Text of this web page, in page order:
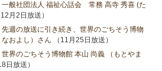
一般社団法人 福祉心話会 常務 高寺 秀喜 (た
12月2日放送）
週の放送に引き続き、世界のごちそう博物
およし）さん （11月25日放送）
界のごちそう博物館 本山 尚義 （もとやま
日放送）